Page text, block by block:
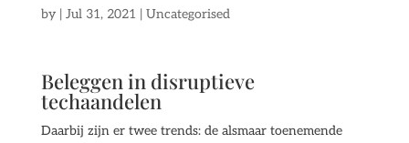
by | Jul 31, 2021 | Uncategorised
Beleggen in disruptieve
techaandelen
Daarbij zijn er twee trends: de alsmaar toenemende